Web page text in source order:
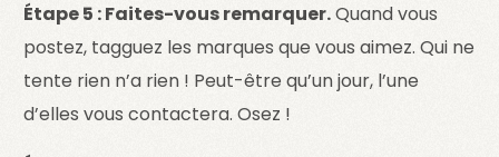
Étape 5 : Faites-vous remarquer.Quand vous
postez, tagguez les marques que vous aimez. Qui ne
tente rien n’a rien ! Peut-être qu’un jour, l’une
d’elles vous contactera. Osez !